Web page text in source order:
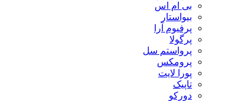
بی ام اس
بیواستار
پرفیوم آرا
پرگولا
پرواستم سل
پرومکس
پورا لایت
تاپیک
دورکو